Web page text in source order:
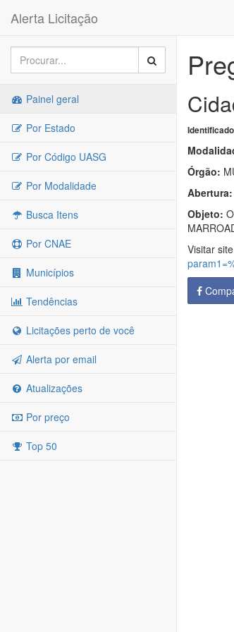
Alerta Licitação
Painel geral
Por Estado
Por Código UASG
Por Modalidade
Busca Itens
Por CNAE
Municípios
Tendências
Licitações perto de você
Alerta por email
Atualizações
Por preço
Top 50
Órgão:
Abertura:
Objeto:
Visitar